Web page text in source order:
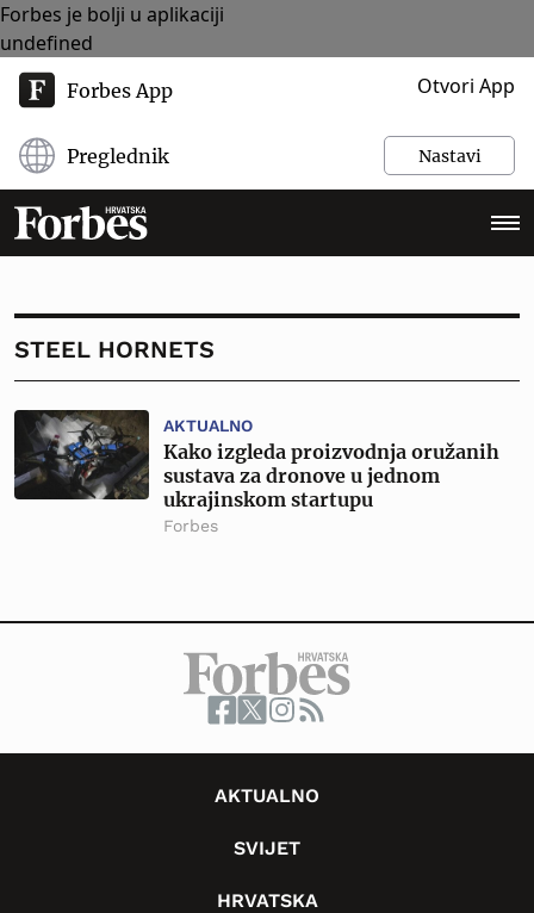
Forbes je bolji u aplikaciji
undefined
Forbes App Otvori App
Preglednik Nastavi
STEEL HORNETS
AKTUALNO
Kako izgleda proizvodnja oružanih
sustava za dronove u jednom
ukrajinskom startupu
Forbes
AKTUALNO
SVIJET
HRVATSKA